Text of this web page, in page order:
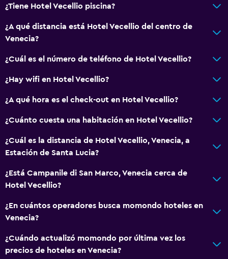
¿Tiene Hotel Vecellio piscina?
¿A qué distancia está Hotel Vecellio del centro de
Venecia?
¿Cuál es el número de teléfono de Hotel Vecellio?
¿Hay wifi en Hotel Vecellio?
¿A qué hora es el check-out en Hotel Vecellio?
¿Cuánto cuesta una habitación en Hotel Vecellio?
¿Cuál es la distancia de Hotel Vecellio, Venecia, a
Estación de Santa Lucia?
¿Está Campanile di San Marco, Venecia cerca de
Hotel Vecellio?
¿En cuántos operadores busca momondo hoteles en
Venecia?
¿Cuándo actualizó momondo por última vez los
precios de hoteles en Venecia?